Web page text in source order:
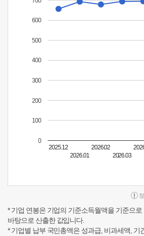
2025.12
2026.01
2026.02
2026.03
0
100
200
300
400
500
600
* 기업 연봉은 기업의 기준소득월액을 기준으
바탕으로 산출한 값입니다.
* 기업별 납부 국민총액은 성과급, 비과세액, 기